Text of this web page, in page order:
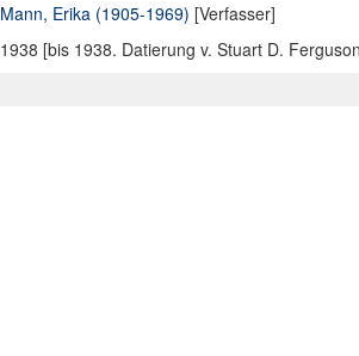
Mann, Erika (1905-1969) [Verfasser]
1938 [bis 1938. Datierung v. Stuart D.